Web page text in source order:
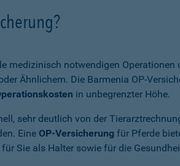
medizinisch notwendigen Operationen
Ähnlichem. Die Barmenia OP-
in unbegrenzter Höhe.
sehr deutlich von der
Eine OP-Versicherung für Pferde
Sie als Halter sowie für die